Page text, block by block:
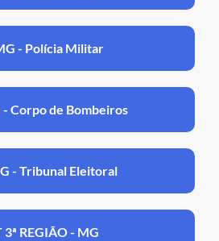
- Polícia Militar
Corpo de Bombeiros
- Tribunal Eleitoral
3ª REGIÃO - MG